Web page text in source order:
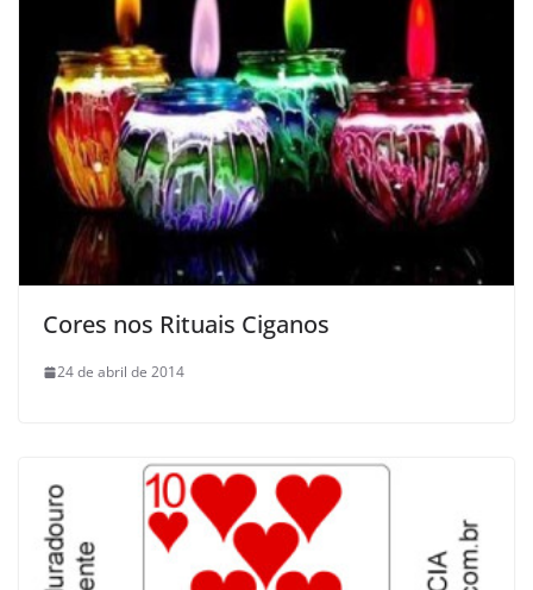
Cores nos Rituais Ciganos
24 de abril de 2014